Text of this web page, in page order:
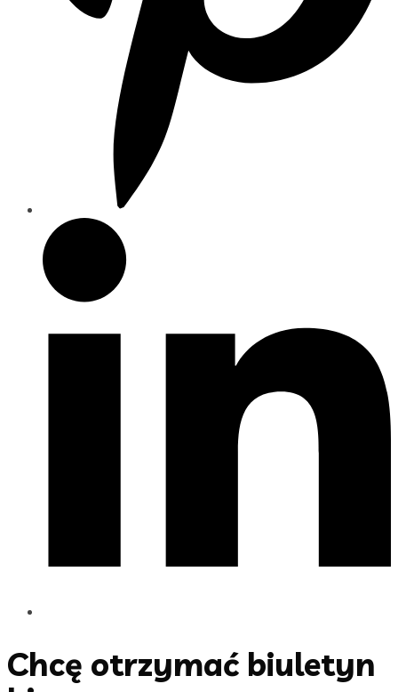
Chcę otrzymać biuletyn